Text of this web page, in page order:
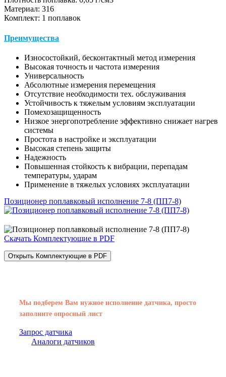
Материал: 316
Комплект: 1 поплавок
Преимущества
Износостойкий, бесконтактный метод измерения
Высокая точность и частота измерения
Универсальность
Абсолютные измерения перемещения
Отсутствие необходимости тех. обслуживания
Устойчивость к тяжелым условиям эксплуатации
Помехозащищенность
Низкое энергопотребление эффективно снижает нагрев
системы
Простота в настройке и эксплуатации
Высокая степень защиты
Надежность
Повышенная стойкость к вибрации, перепадам
температуры, ударам
Применение в тяжелых условиях эксплуатации
Позиционер поплавковый исполнение 7-8 (ПП7-8)
Скачать Комплектующие в PDF
Открыть Комплектующие в PDF
Мы подберем Вам нужное исполнение датчика, просто
заполните опросный лист
Запрос датчика
Аналоги датчиков